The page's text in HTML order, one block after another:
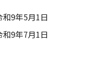
9年5月1日
年7月1日